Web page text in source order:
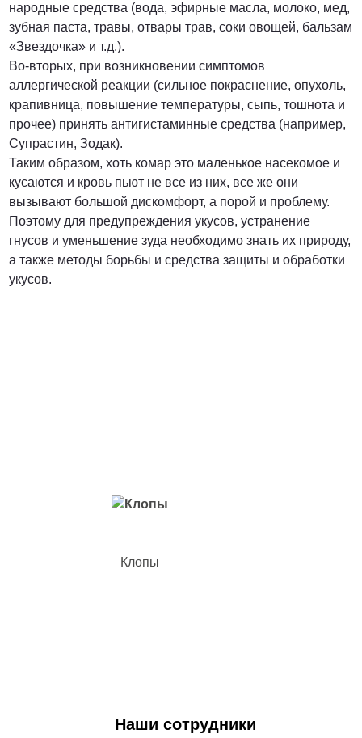
народные средства (вода, эфирные масла, молоко, мед,
зубная паста, травы, отвары трав, соки овощей, бальзам
«Звездочка» и т.д.).
Во-вторых, при возникновении симптомов
аллергической реакции (сильное покраснение, опухоль,
крапивница, повышение температуры, сыпь, тошнота и
прочее) принять антигистаминные средства (например,
Супрастин, Зодак).
Таким образом, хоть комар это маленькое насекомое и
кусаются и кровь пьют не все из них, все же они
вызывают большой дискомфорт, а порой и проблему.
Поэтому для предупреждения укусов, устранение
гнусов и уменьшение зуда необходимо знать их природу,
а также методы борьбы и средства защиты и обработки
укусов.
Клопы
Наши сотрудники